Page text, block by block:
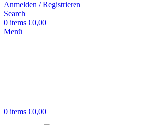
Anmelden / Registrieren
Search
0 items €0,00
Menü
0 items €0,00